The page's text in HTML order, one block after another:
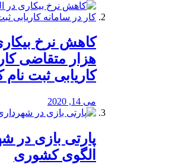
هزار متقاضی
کاریابی ثبت نام
می 14, 2020
پارتی بازی در
الگوی کشوری